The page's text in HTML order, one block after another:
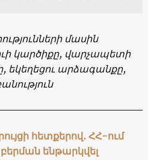
մասին
կարծիքը, վարչապետի
եկեղեցու արձագանքը,
հետքերով․ ՀՀ-ում
ենթարկվել